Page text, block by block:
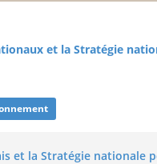
et la Stratégie
et la Stratégie nationale